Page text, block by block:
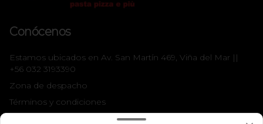
Conócenos
Estamos ubicados en Av. San Martín 469, Viña del Mar ||
+56 032 3193390
Zona de despacho
Términos y condiciones